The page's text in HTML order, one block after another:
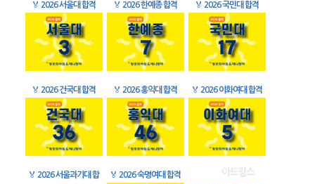
🏅 2026 서울대 합격 🏅 2026 한예종 합격 🏅 2026 국민대 합격
🏅 2026 건국대 합격 🏅 2026 홍익대 합격 🏅 2026 이화여대 합격
🏅 2026 서울과기대 합
🏅 2026 숙명여대 합격